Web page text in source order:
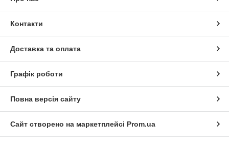
Контакти
Доставка та оплата
Графік роботи
Повна версія сайту
Сайт створено на маркетплейсі Prom.ua